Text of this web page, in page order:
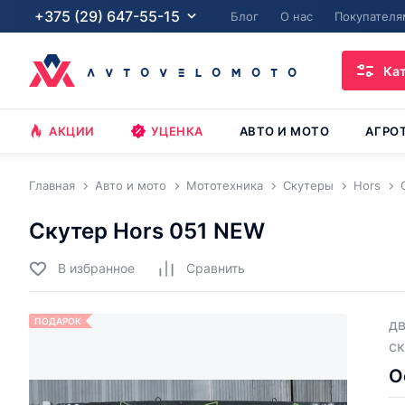
+375 (29) 647-55-15 Блог О нас
АКЦИИ УЦЕНКА АВТО И МОТО
Главная Авто и мото Мототехника Скутеры Hors
Скутер Hors 051 NEW
В избранное Cравнить
ПОДАРОК